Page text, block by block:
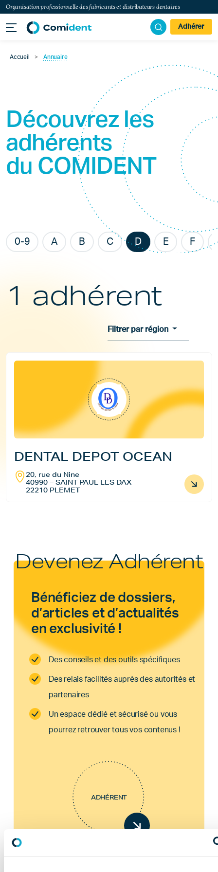
Organisation professionnelle des fabricants et distributeurs dentaires
Adhérer
Accueil > Annuaire
Découvrez les
adhérents
du COMIDENT
0-9 A B C D E F
1 adhérent
Filtrer par région
DENTAL DEPOT OCEAN
20, rue du Nine
40990 – SAINT PAUL LES DAX
22210 PLEMET
Devenez Adhérent
Bénéficiez de dossiers,
d’articles et d’actualités
en exclusivité !
Des conseils et des outils spécifiques
Des relais facilités auprès des autorités et
partenaires
Un espace dédié et sécurisé ou vous
pourrez retrouver tous vos contenus !
ADHÉRENT